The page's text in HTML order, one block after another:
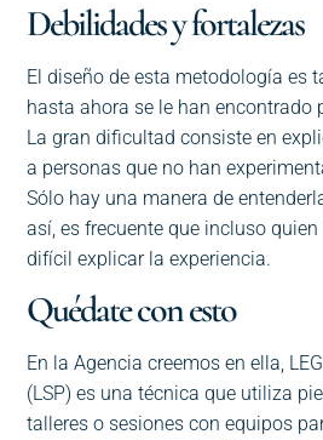
Debilidades y fortalezas
El diseño de esta metodología es
hasta ahora se le han encontrado
La gran dificultad consiste en
a personas que no han
Sólo hay una manera de
así, es frecuente que incluso
difícil explicar la experiencia.
Quédate con esto
En la Agencia creemos en ella,
(LSP) es una técnica que utiliza
talleres o sesiones con equipos